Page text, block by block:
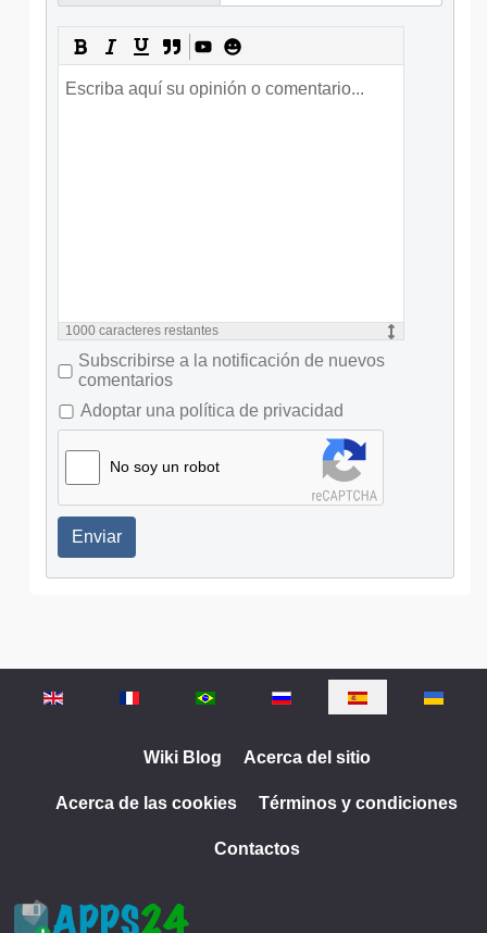
1000 caracteres restantes
Subscribirse a la notificación de nuevos
comentarios
Adoptar una política de privacidad
No soy un robot
Enviar
Seleccione su idioma
Wiki Blog Acerca del sitio
Acerca de las cookies Términos y condiciones
Contactos